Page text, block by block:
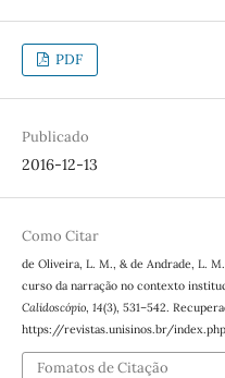
PDF
Publicado
2016-12-13
Como Citar
de Oliveira, L. M., & de Andrade, L.
curso da narração no contexto
Calidoscópio, 14(3), 531–542.
https://revistas.unisinos.br/
Fomatos de Citação